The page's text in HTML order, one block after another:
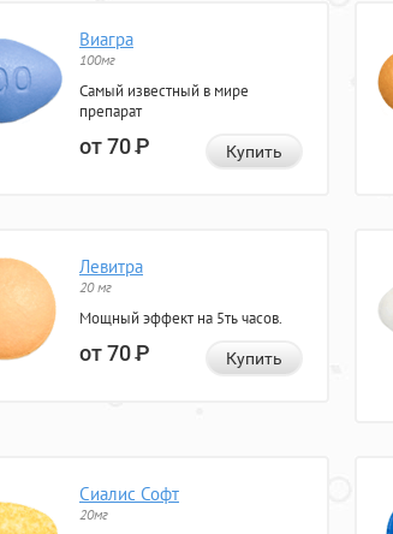
Виагра
100мг
Самый известный в мире
препарат
от 70Р Купить
Левитра
20 мг
Мощный эффект на 5ть часов.
от 70Р Купить
Сиалис Софт
20мг